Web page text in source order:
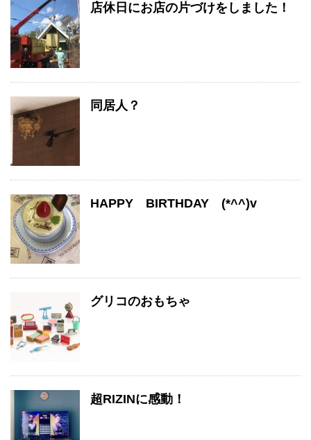
店休日にお店の片づけをしました！
同居人？
HAPPY BIRTHDAY (*^^)v
グリコのおもちゃ
超RIZINに感動！